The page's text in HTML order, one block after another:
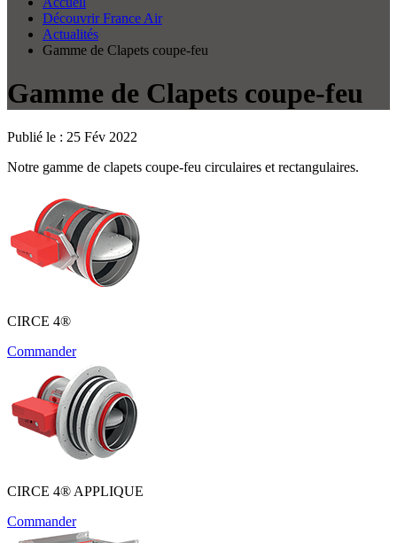
Découvrir France Air
Actualités
Gamme de Clapets coupe-feu
Gamme de Clapets coupe-feu
Publié le : 25 Fév 2022
Notre gamme de clapets coupe-feu circulaires et rectangulaires.
CIRCE 4®
Commander
CIRCE 4® APPLIQUE
Commander